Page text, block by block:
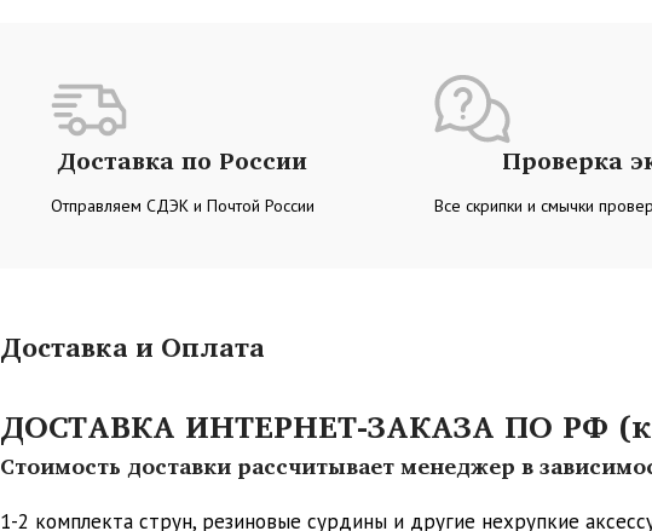
Доставка по России
Отправляем СДЭК и Почтой России
Проверка
Все скрипки и смычки
Доставка и Оплата
ДОСТАВКА ИНТЕРНЕТ-ЗАКАЗА ПО РФ
Стоимость доставки рассчитывает менеджер в
1-2 комплекта струн, резиновые сурдины и другие нехрупкие